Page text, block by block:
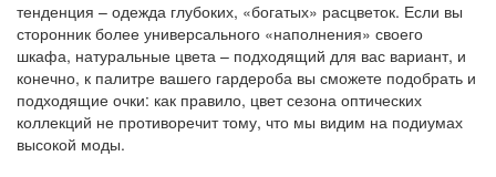
тенденция – одежда глубоких, «богатых» расцветок. Если вы
сторонник более универсального «наполнения» своего
шкафа, натуральные цвета – подходящий для вас вариант, и
конечно, к палитре вашего гардероба вы сможете подобрать и
подходящие очки: как правило, цвет сезона оптических
коллекций не противоречит тому, что мы видим на подиумах
высокой моды.